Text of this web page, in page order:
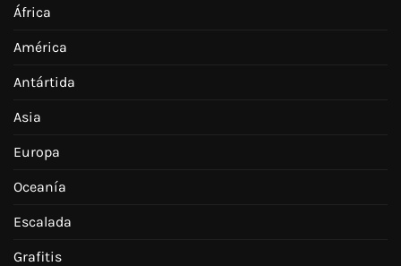
África
América
Antártida
Asia
Europa
Oceanía
Escalada
Grafitis